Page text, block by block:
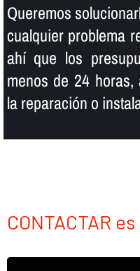
Queremos
cualquier problema
ahí­ que los
menos de 24
la reparación o
CONTACTAR